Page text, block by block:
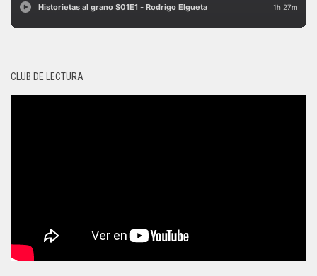
CLUB DE LECTURA